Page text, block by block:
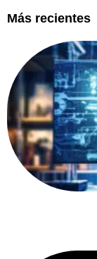
Más recientes